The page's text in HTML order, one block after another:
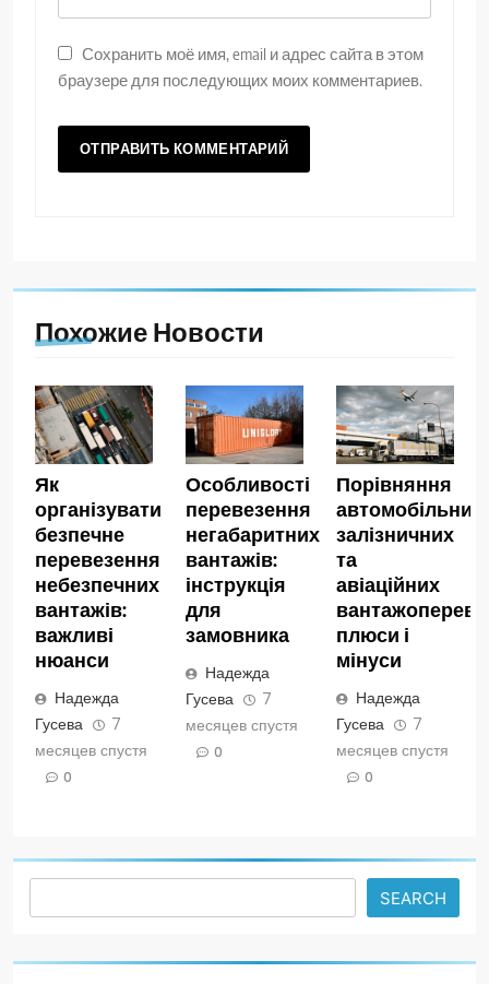
Сохранить моё имя, email и адрес сайта в этом
браузере для последующих моих комментариев.
Похожие Новости
Як
організувати
безпечне
перевезення
небезпечних
вантажів:
важливі
нюанси
Надежда
Гусева
7
месяцев спустя
0
Особливості
перевезення
негабаритних
вантажів:
інструкція
для
замовника
Надежда
Гусева
7
месяцев спустя
0
Порівняння
автомобільних,
залізничних
та
авіаційних
плюси і
мінуси
Надежда
Гусева
7
месяцев спустя
0
SEARCH